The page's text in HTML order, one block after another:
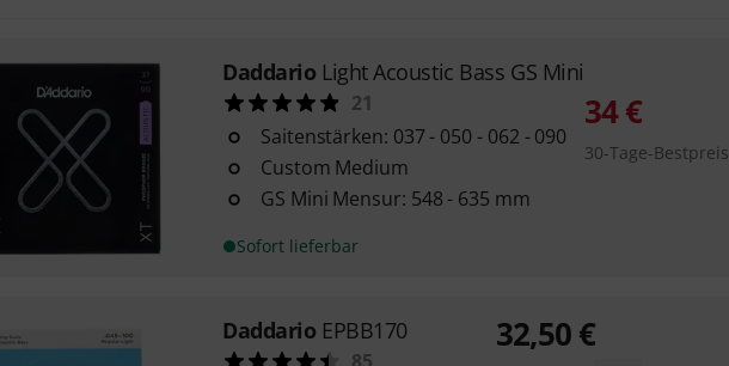
Daddario Light Acoustic Bass GS Mini
21
Saitenstärken: 037 - 050 - 062 - 090
Custom Medium
GS Mini Mensur: 548 - 635 mm
Sofort lieferbar
34€
30-Tage-Bestpreis
Daddario EPBB170 32,50€